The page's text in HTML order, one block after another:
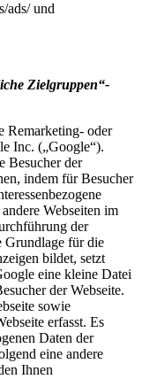
ads/ und
Zielgruppen“-
Remarketing- oder
Inc. („Google“).
Besucher der
indem für Besucher
Webseiten im
der
Grundlage für die
bildet, setzt
eine kleine Datei
der Webseite.
sowie
erfasst. Es
Daten der
eine andere
Ihnen